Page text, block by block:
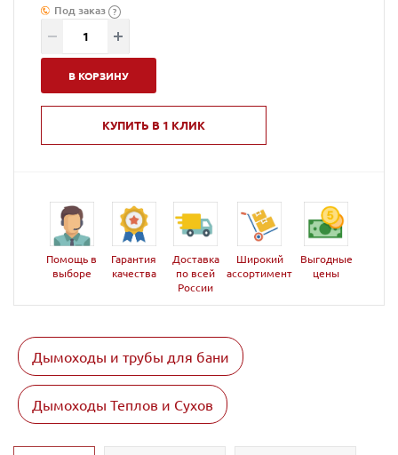
Под заказ ?
В КОРЗИНУ
КУПИТЬ В 1 КЛИК
Помощь в
выборе
Гарантия
качества
Доставка
по всей
России
Широкий
ассортимент
Выгодные
цены
Дымоходы и трубы для бани
Дымоходы Теплов и Сухов